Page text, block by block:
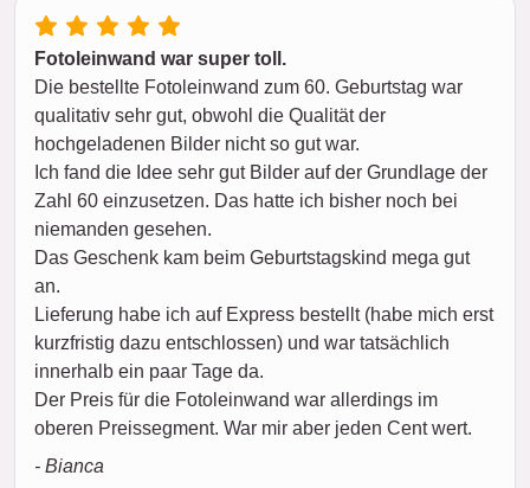
Fotoleinwand war super toll.
Die bestellte Fotoleinwand zum 60. Geburtstag war
qualitativ sehr gut, obwohl die Qualität der
hochgeladenen Bilder nicht so gut war.
Ich fand die Idee sehr gut Bilder auf der Grundlage der
Zahl 60 einzusetzen. Das hatte ich bisher noch bei
niemanden gesehen.
Das Geschenk kam beim Geburtstagskind mega gut
an.
Lieferung habe ich auf Express bestellt (habe mich erst
kurzfristig dazu entschlossen) und war tatsächlich
innerhalb ein paar Tage da.
Der Preis für die Fotoleinwand war allerdings im
oberen Preissegment. War mir aber jeden Cent wert.
- Bianca